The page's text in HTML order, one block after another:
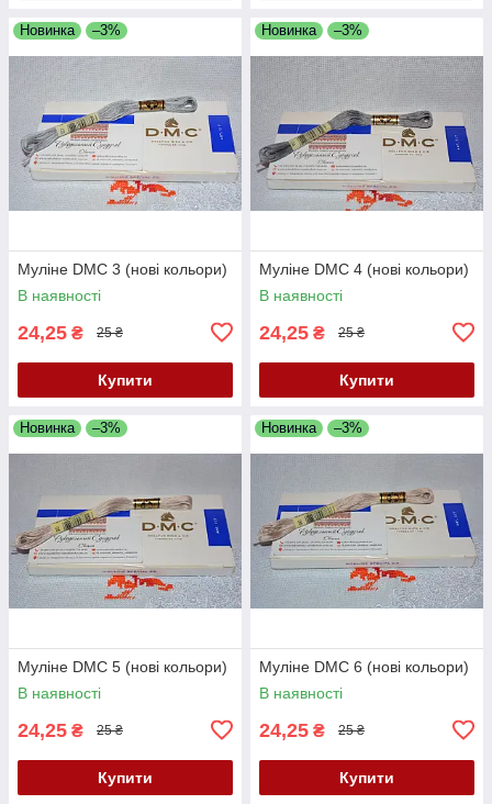
Новинка –3%
Муліне DMC 3 (нові кольори)
В наявності
24,25 ₴ 25 ₴
Купити
Новинка –3%
Муліне DMC 4 (нові кольори)
В наявності
24,25 ₴ 25 ₴
Купити
Новинка –3%
Муліне DMC 5 (нові кольори)
В наявності
24,25 ₴ 25 ₴
Купити
Новинка –3%
Муліне DMC 6 (нові кольори)
В наявності
24,25 ₴ 25 ₴
Купити